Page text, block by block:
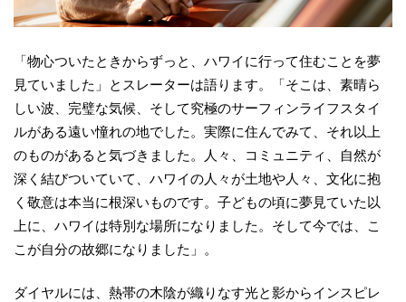
「物心ついたときからずっと、ハワイに行って住むことを夢
見ていました」とスレーターは語ります。「そこは、素晴ら
しい波、完璧な気候、そして究極のサーフィンライフスタイ
ルがある遠い憧れの地でした。実際に住んでみて、それ以上
のものがあると気づきました。人々、コミュニティ、自然が
深く結びついていて、ハワイの人々が土地や人々、文化に抱
く敬意は本当に根深いものです。子どもの頃に夢見ていた以
上に、ハワイは特別な場所になりました。そして今では、こ
こが自分の故郷になりました」。
ダイヤルには、熱帯の木陰が織りなす光と影からインスピレ